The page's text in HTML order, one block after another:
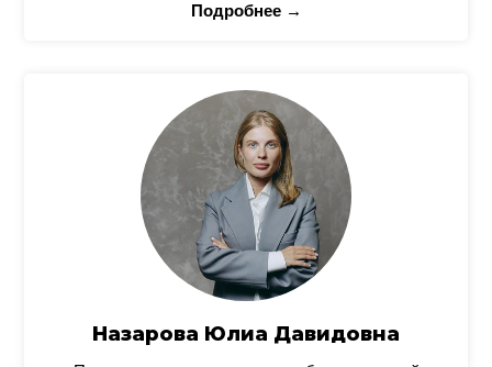
Подробнее →
Назарова Юлиа Давидовна